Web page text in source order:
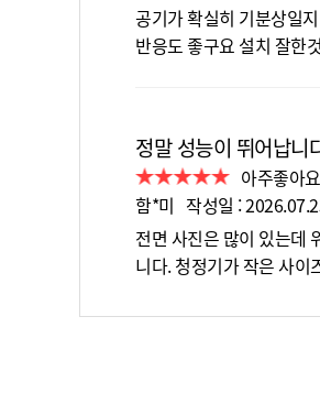
공기가 확실히 기분상일
반응도 좋구요 설치 잘한
정말 성능이 뛰어납니
아주좋아요
함*미 작성일 :
전면 사진은 많이 있는데
니다. 청정기가 작은 사